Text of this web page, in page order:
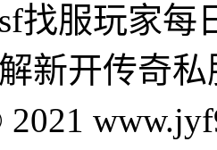
找服玩家每
新开传奇